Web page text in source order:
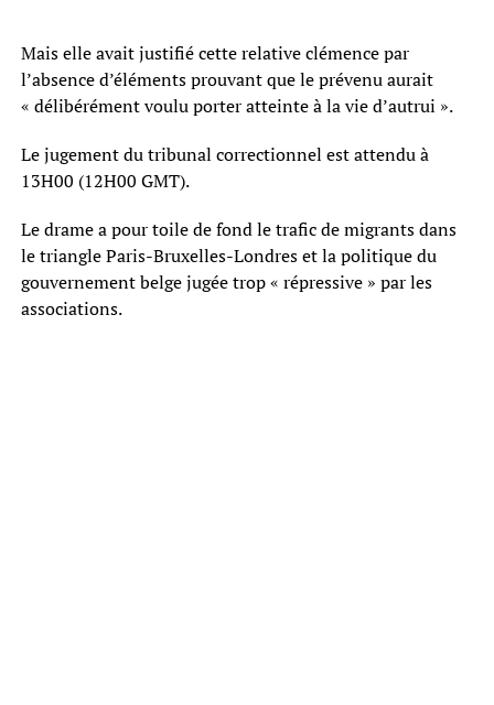
Mais elle avait justifié cette relative clémence par
l’absence d’éléments prouvant que le prévenu aurait
« délibérément voulu porter atteinte à la vie d’autrui ».
Le jugement du tribunal correctionnel est attendu à
13H00 (12H00 GMT).
Le drame a pour toile de fond le trafic de migrants dans
le triangle Paris-Bruxelles-Londres et la politique du
gouvernement belge jugée trop « répressive » par les
associations.